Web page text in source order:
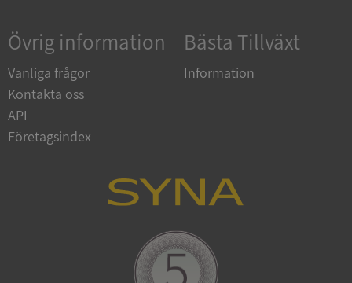
Övrig information
Vanliga frågor
Kontakta oss
API
Företagsindex
Bästa Tillväxt
Information
VISITOR_PRIVACY_METADATA
ASP.NET_SessionId
Microsoft
Corporation
Google
Privacy Policy